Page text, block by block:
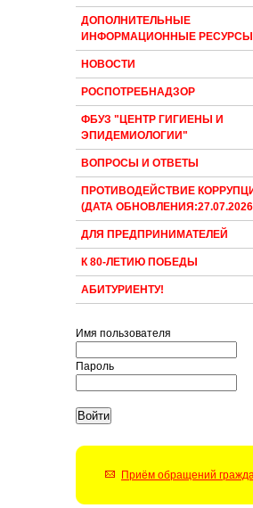
ДОПОЛНИТЕЛЬНЫЕ
ИНФОРМАЦИОННЫЕ РЕСУРСЫ
НОВОСТИ
РОСПОТРЕБНАДЗОР
ФБУЗ "ЦЕНТР ГИГИЕНЫ И
ЭПИДЕМИОЛОГИИ"
ВОПРОСЫ И ОТВЕТЫ
ПРОТИВОДЕЙСТВИЕ
(ДАТА
ДЛЯ ПРЕДПРИНИМАТЕЛЕЙ
К 80-ЛЕТИЮ ПОБЕДЫ
АБИТУРИЕНТУ!
Имя пользователя
Пароль
Приём обращений